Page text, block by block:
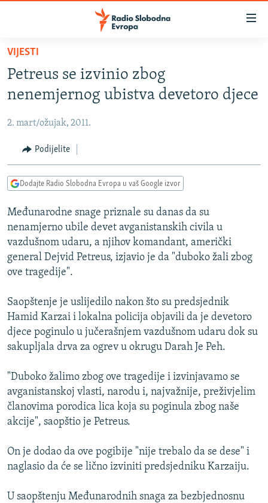
Pređite
glavni
sadržaj
na
navigaciju
Pređite
na
BOSNA I HERCEGOVINA
KOSOVO
CRNA GORA
VIDEO
FOTOGALERIJE
INFOGRAFIKE
PODCASTI
RAT U UKRAJINI
KINA NA BALKANU
RSE PRIČE IZ SVIJETA
ISPRIČAJ MI
DNEVNO@RSE
SPECIJALI RSE
VIŠE OD NASLOVA
POPLAVE I KLIZIŠTA U BIH 2024.
TV LIBERTY
POST SCRIPTUM
MOJA EVROPA
TRI DECENIJE OD RATA U BIH
SVE KARTE DEJTONA
PRATITE NAS
Sve RFE/RL stranice
VIJESTI
Petreus se izvinio zbog
nenemjernog ubistva devetoro djece
2. mart/ožujak, 2011.
Podijelite
Dodajte Radio Slobodna Evropa u vaš Google izvor
Međunarodne snage priznale su danas da su
nenamjerno ubile devet avganistanskih civila u
vazdušnom udaru, a njihov komandant, američki
general Dejvid Petreus, izjavio je da "duboko žali zbog
ove tragedije".
Saopštenje je uslijedilo nakon što su predsjednik
Hamid Karzai i lokalna policija objavili da je devetoro
djece poginulo u jučerašnjem vazdušnom udaru dok su
sakupljala drva za ogrev u okrugu Darah Je Peh.
"Duboko žalimo zbog ove tragedije i izvinjavamo se
avganistanskoj vlasti, narodu i, najvažnije, preživjelim
članovima porodica lica koja su poginula zbog naše
akcije", saopštio je Petreus.
On je dodao da ove pogibije "nije trebalo da se dese" i
naglasio da će se lično izviniti predsjedniku Karzaiju.
U saopštenju Međunarodnih snaga za bezbjednosnu